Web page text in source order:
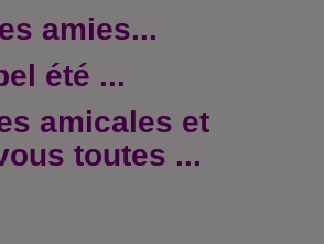
amies...
été ...
amicales et
toutes ...